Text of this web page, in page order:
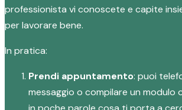
professionista vi conoscete e capite
per lavorare bene.
In pratica:
Prendi appuntamento: puoi
messaggio o compilare un modulo